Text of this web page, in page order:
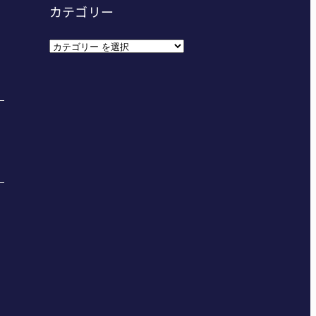
カテゴリー
カ